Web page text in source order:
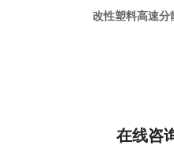
改性塑料高速分
在线咨